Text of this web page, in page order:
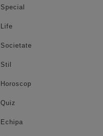
Special
Life
Societate
Stil
Horoscop
Quiz
Echipa